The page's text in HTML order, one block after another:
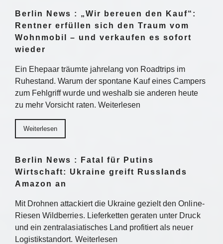
Berlin News : „Wir bereuen den Kauf“:
Rentner erfüllen sich den Traum vom
Wohnmobil – und verkaufen es sofort
wieder
Ein Ehepaar träumte jahrelang von Roadtrips im
Ruhestand. Warum der spontane Kauf eines Campers
zum Fehlgriff wurde und weshalb sie anderen heute
zu mehr Vorsicht raten. Weiterlesen
Weiterlesen
Berlin News : Fatal für Putins
Wirtschaft: Ukraine greift Russlands
Amazon an
Mit Drohnen attackiert die Ukraine gezielt den Online-
Riesen Wildberries. Lieferketten geraten unter Druck
und ein zentralasiatisches Land profitiert als neuer
Logistikstandort. Weiterlesen